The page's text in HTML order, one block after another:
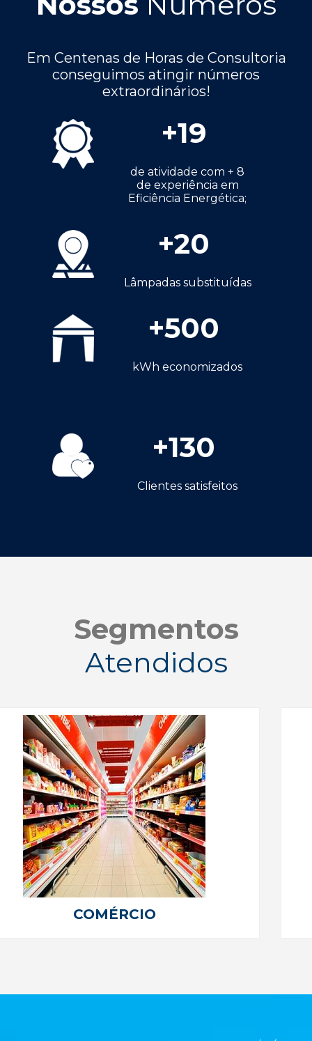
Em Centenas de Horas de Consultoria
conseguimos atingir números
extraordinários!
+19
de atividade com + 8
de experiência em
Eficiência Energética;
+20
Lâmpadas substituídas
+500
kWh economizados
+130
Clientes satisfeitos
Segmentos
Atendidos
COMÉRCIO